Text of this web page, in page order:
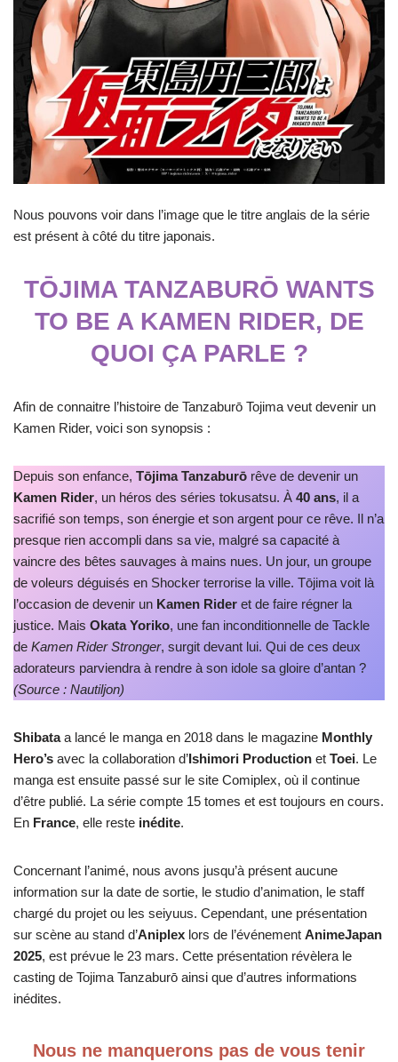
Nous pouvons voir dans l’image que le titre anglais de la série
est présent à côté du titre japonais.
TŌJIMA TANZABURŌ WANTS
TO BE A KAMEN RIDER, DE
QUOI ÇA PARLE ?
Afin de connaitre l’histoire de Tanzaburō Tojima veut devenir un
Kamen Rider, voici son synopsis :
Depuis son enfance, Tōjima Tanzaburō rêve de devenir un
Kamen Rider, un héros des séries tokusatsu. À 40 ans, il a
sacrifié son temps, son énergie et son argent pour ce rêve. Il n’a
presque rien accompli dans sa vie, malgré sa capacité à
vaincre des bêtes sauvages à mains nues. Un jour, un groupe
de voleurs déguisés en Shocker terrorise la ville. Tōjima voit là
l’occasion de devenir un Kamen Rider et de faire régner la
justice. Mais Okata Yoriko, une fan inconditionnelle de Tackle
de Kamen Rider Stronger, surgit devant lui. Qui de ces deux
adorateurs parviendra à rendre à son idole sa gloire d’antan ?
(Source : Nautiljon)
Shibataa lancé le manga en 2018 dans le magazine Monthly
Hero’s avec la collaboration d’ Ishimori Production et Toei. Le
manga est ensuite passé sur le site Comiplex, où il continue
d’être publié. La série compte 15 tomes et est toujours en cours.
En France, elle reste inédite.
Concernant l’animé, nous avons jusqu’à présent aucune
information sur la date de sortie, le studio d’animation, le staff
chargé du projet ou les seiyuus. Cependant, une présentation
sur scène au stand d’Aniplex lors de l’événement AnimeJapan
2025, est prévue le 23 mars. Cette présentation révèlera le
casting de Tojima Tanzaburō ainsi que d’autres informations
inédites.
Nous ne manquerons pas de vous tenir